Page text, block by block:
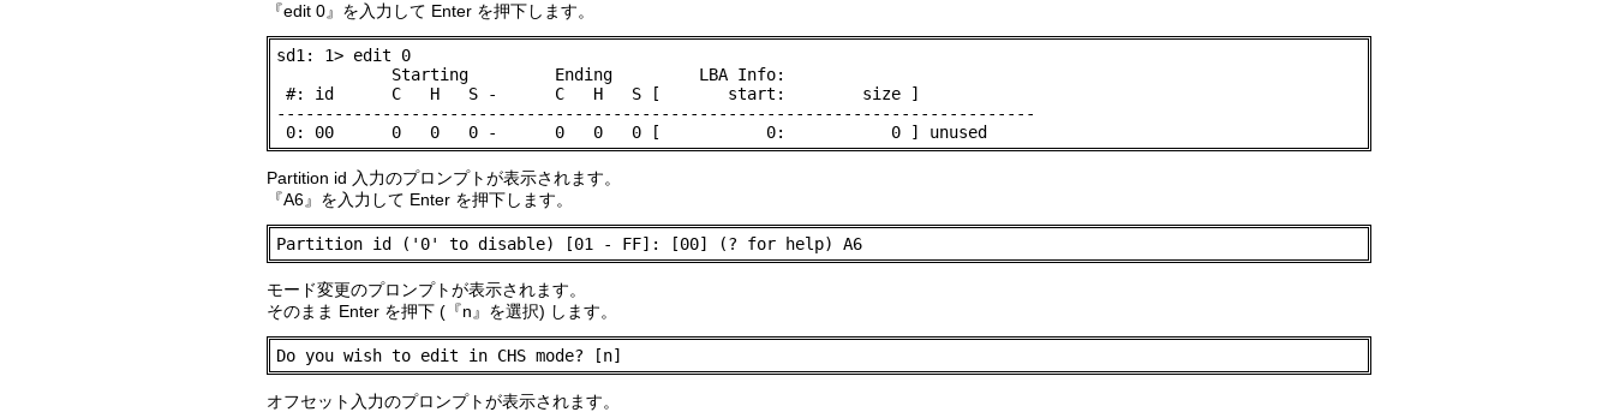
『edit 0』を入力して Enter を押下します。
sd1: 1> edit 0
            Starting         Ending         LBA Info:
#: id      C   H   S -      C   H   S [       start:        size ]
-------------------------------------------------------------------------------
0: 00      0   0   0 -      0   0   0 [           0:           0 ] unused
Partition id 入力のプロンプトが表示されます。
『A6』を入力して Enter を押下します。
Partition id ('0' to disable) [01 - FF]: [00] (? for help) A6
モード変更のプロンプトが表示されます。
そのまま Enter を押下 (『n』を選択) します。
Do you wish to edit in CHS mode? [n]
オフセット入力のプロンプトが表示されます。